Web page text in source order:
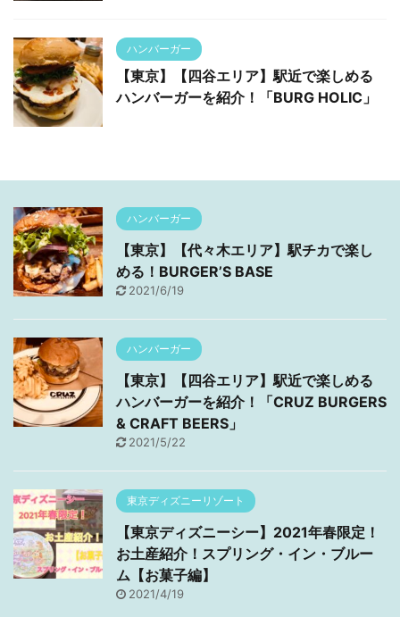
ハンバーガー
【東京】【四谷エリア】駅近で楽しめる
ハンバーガーを紹介！「BURG HOLIC」
ハンバーガー
【東京】【代々木エリア】駅チカで楽し
める！BURGER’S BASE
2021/6/19
ハンバーガー
【東京】【四谷エリア】駅近で楽しめる
ハンバーガーを紹介！「CRUZ BURGERS
& CRAFT BEERS」
2021/5/22
東京ディズニーリゾート
【東京ディズニーシー】2021年春限定！
お土産紹介！スプリング・イン・ブルー
ム【お菓子編】
2021/4/19